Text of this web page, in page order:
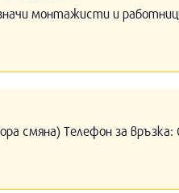
монтажисти и
смяна) Телефон за връзка: